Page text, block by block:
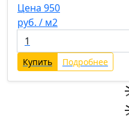
Цена 950
руб. / м2
Купить Подробнее